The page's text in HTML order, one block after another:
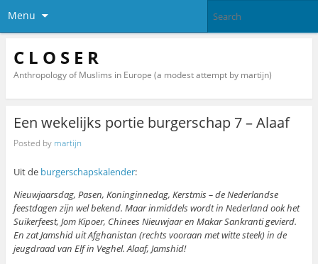
Menu
C L O S E R
Anthropology of Muslims in Europe (a modest attempt by martijn)
Een wekelijks portie burgerschap 7 – Alaaf
Posted by martijn
Uit de burgerschapskalender:
Nieuwjaarsdag, Pasen, Koninginnedag, Kerstmis – de Nederlandse
feestdagen zijn wel bekend. Maar inmiddels wordt in Nederland ook het
Suikerfeest, Jom Kipoer, Chinees Nieuwjaar en Makar Sankranti gevierd.
En zat Jamshid uit Afghanistan (rechts vooraan met witte steek) in de
jeugdraad van Elf in Veghel. Alaaf, Jamshid!